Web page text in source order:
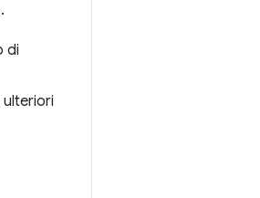
di